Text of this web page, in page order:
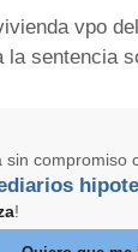
vpo
la sentencia
sin compromiso
!